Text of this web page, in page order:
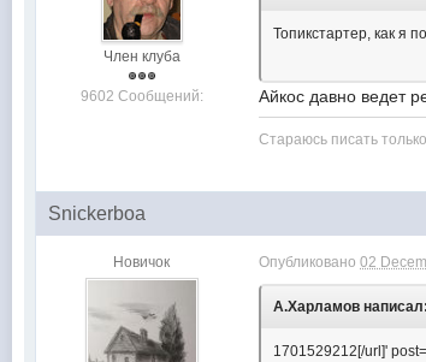
Член клуба
9602 Сообщений:
Топикстартер, как я
Айкос давно ведет
Стараюсь писать
Snickerboa
Новичок Опубликовано02
А.Харламов написал:
1701529212[/url]'